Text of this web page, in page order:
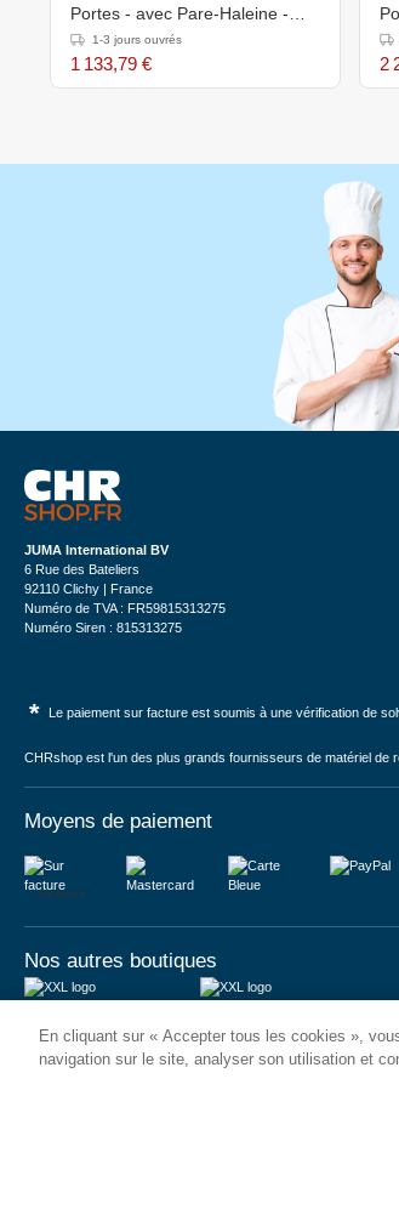
Portes - avec Pare-Haleine -
1360x700x1360(h)mm
1-3 jours ouvrés
1 133,79 € 2
JUMA International BV
6 Rue des Bateliers
92110 Clichy | France
Numéro de TVA : FR59815313275
Numéro Siren : 815313275
* Le paiement sur facture est soumis à une vérification de
CHRshop est l'un des plus grands fournisseurs de matériel de
Moyens de paiement
Sur facture
Nos autres boutiques
Königsborner Straße 26a
39175 Biederitz | Deutschland
Vrijheidweg 34
1521RR Wormerveer | Nederland
En cliquant sur « Accepter tous les cookies »,
navigation sur le site, analyser son utilisation et